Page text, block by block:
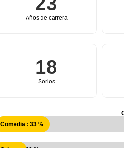
Años de carrera
18
Series
Comedia : 33 %